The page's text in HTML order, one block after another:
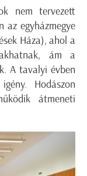
nem tervezett
az egyházmegye
Háza), ahol a
ám a
A tavalyi évben
Hodászon
átmeneti